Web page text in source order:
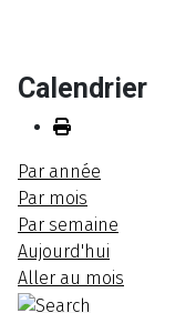
Calendrier
Par année
Par mois
Par semaine
Aujourd'hui
Aller au mois